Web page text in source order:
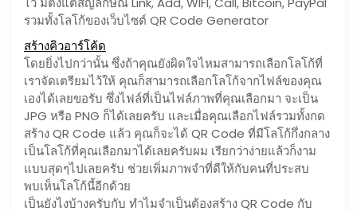
รวมทั้งโลโก้ของเว็บไซต์ QR Code Generator
สร้างคิวอาร์โค้ด
โดยยิ่งไปกว่านั้น ซึ่งถ้าคุณยังผิดใจไหมสามารถเลือกโลโก้ที่
เราจัดเตรียมไว้ให้ คุณก็สามารถเลือกโลโก้จากไฟล์ของคุณ
เองได้เลยขอรับ ซึ่งไฟล์ที่เป็นไฟล์ภาพที่คุณเลือกมา จะเป็น
JPG หรือ PNG ก็ได้เลยครับ และเมื่อคุณเลือกไฟล์รวมทั้งกด
สร้าง QR Code แล้ว คุณก็จะได้ QR Code ที่มีโลโก้กึ่งกลาง
เป็นโลโก้ที่คุณเลือกมาได้เลยครับผม เรียกว่าง่ายแล้วก็งาม
แบบสุดๆไปเลยครับ ช่วยเพิ่มภาพจำที่ดีให้กับคนที่ประสบ
พบเห็นโลโก้นี้อีกด้วย
เป็นยังไงบ้างครับกับ ทำไมจำเป็นต้องสร้าง QR Code กับ